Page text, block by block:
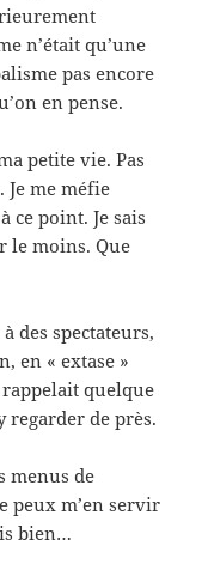
n’était qu’une
pas encore
en pense.
petite vie. Pas
Je me méfie
ce point. Je sais
le moins. Que
des spectateurs,
en « extase »
rappelait quelque
regarder de près.
menus de
peux m’en servir
bien…